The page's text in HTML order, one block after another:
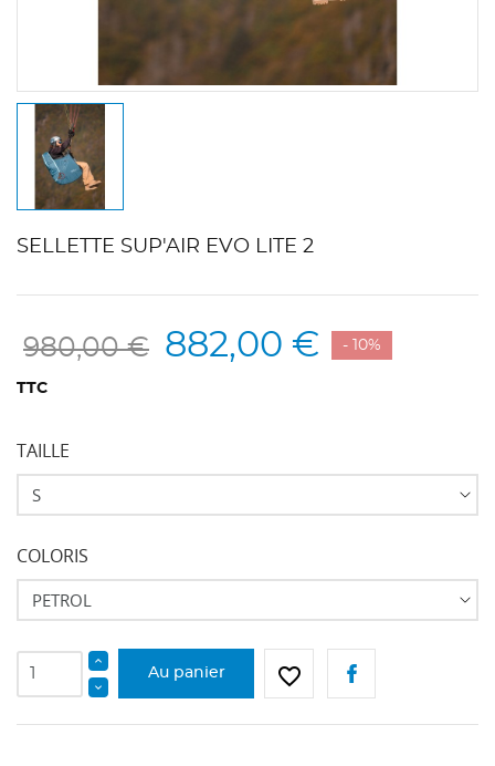
SELLETTE SUP'AIR EVO LITE 2
980,00 € 882,00 € - 10%
TTC
TAILLE
COLORIS
Au panier favorite_border